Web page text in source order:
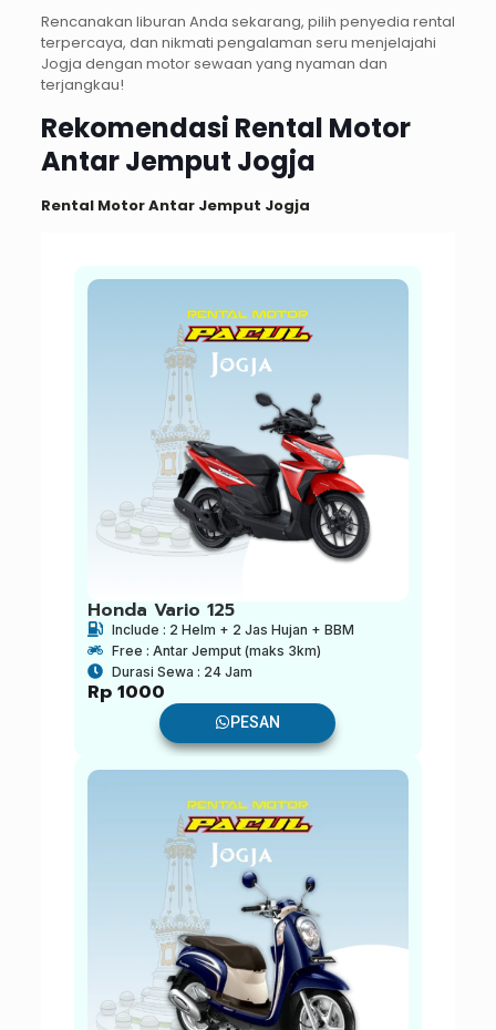
Rencanakan liburan Anda sekarang, pilih penyedia rental
terpercaya, dan nikmati pengalaman seru menjelajahi
Jogja dengan motor sewaan yang nyaman dan
terjangkau!
Rekomendasi Rental Motor
Antar Jemput Jogja
Rental Motor Antar Jemput Jogja
Honda Vario 125
Include : 2 Helm + 2 Jas Hujan + BBM
Free : Antar Jemput (maks 3km)
Durasi Sewa : 24 Jam
Rp 1000
PESAN